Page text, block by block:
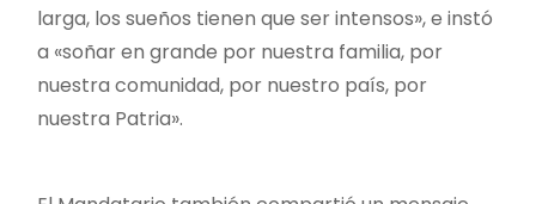
larga, los sueños tienen que ser intensos», e instó
a «soñar en grande por nuestra familia, por
nuestra comunidad, por nuestro país, por
nuestra Patria».